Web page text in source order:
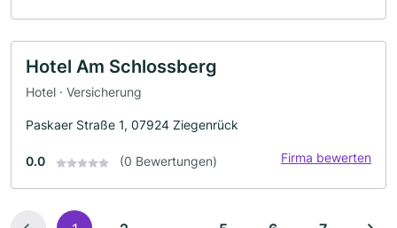
Hotel Am Schlossberg
Hotel · Versicherung
Paskaer Straße 1, 07924 Ziegenrück
0.0 (0 Bewertungen) Firma bewerten